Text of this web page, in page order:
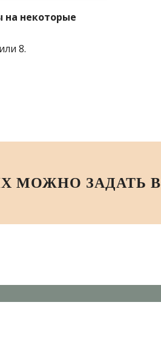
на некоторые
8.
МОЖНО ЗАДАТЬ В